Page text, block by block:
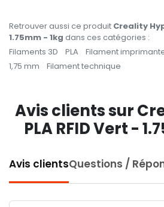
Retrouver aussi ce produit Creality
1.75mm - 1kg dans ces catégories :
Filaments 3D
PLA Filament imprimante
1,75 mm
Filament technique
Avis clients sur
PLA RFID Vert -
Avis clientsQuestions /